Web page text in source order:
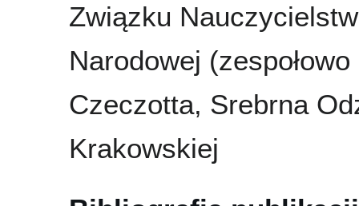
Związku
Narodowej
Czeczotta, Srebrna
Krakowskiej